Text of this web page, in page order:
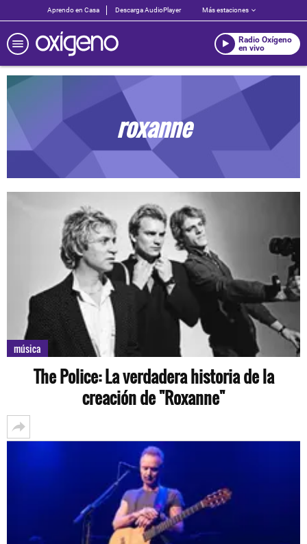
Aprendo en Casa Descarga AudioPlayer Más estaciones
Radio Oxígeno
en vivo
roxanne
música
The Police: La verdadera historia de la
creación de "Roxanne"